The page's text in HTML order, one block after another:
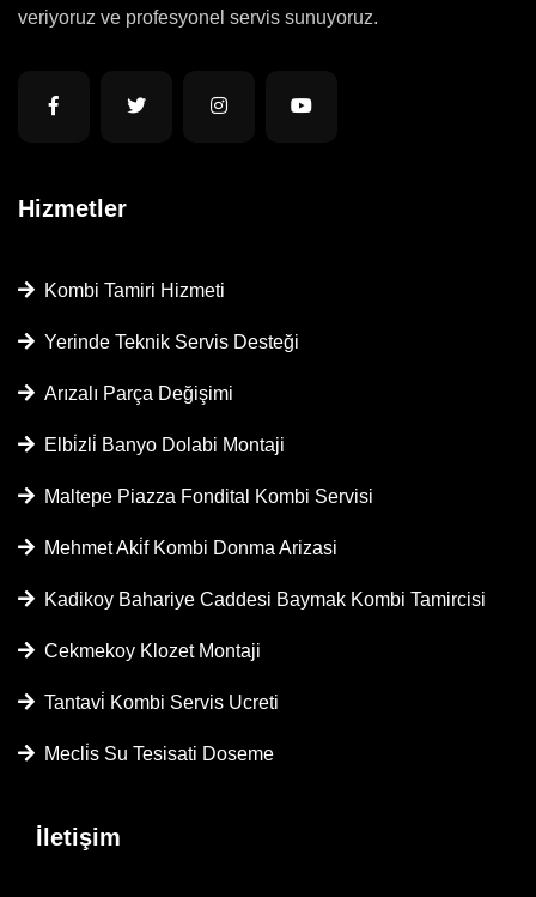
veriyoruz ve profesyonel servis sunuyoruz.
Hizmetler
Kombi Tamiri Hizmeti
Yerinde Teknik Servis Desteği
Arızalı Parça Değişimi
Elbi̇zli̇ Banyo Dolabi Montaji
Maltepe Piazza Fondital Kombi Servisi
Mehmet Aki̇f Kombi Donma Arizasi
Kadikoy Bahariye Caddesi Baymak Kombi Tamircisi
Cekmekoy Klozet Montaji
Tantavi̇ Kombi Servis Ucreti
Mecli̇s Su Tesisati Doseme
İletişim